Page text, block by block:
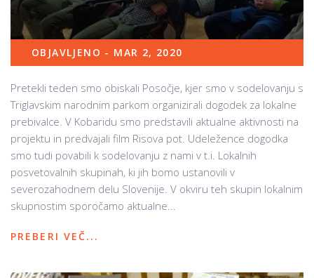
OBJAVLJENO - MAR 2, 2020
Pretekli teden smo obiskali Posočje, kjer smo v sodelovanju s
Triglavskim narodnim parkom organizirali dogodek za lokalne
prebivalce. V Kobaridu smo predstavili aktualne aktivnosti na
projektu in predvajali film Risova pot. Udeležence dogodka
smo tudi povabili k sodelovanju z nami v t.i. Lokalnih
posvetovalnih skupinah, ki jih bomo ustanovili v
severozahodnem delu Slovenije. V okviru teh skupin lokalnim
skupnostim sporočamo aktualne...
PREBERI VEČ...